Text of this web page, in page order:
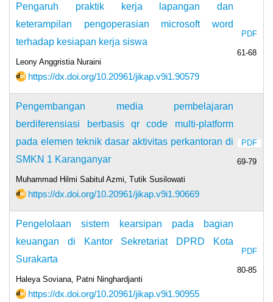
Pengaruh praktik kerja lapangan dan
keterampilan pengoperasian microsoft word
terhadap kesiapan kerja siswa
Leony Anggristia Nuraini
https://dx.doi.org/10.20961/jikap.v9i1.90579
PDF
61-68
Pengembangan media pembelajaran
berdiferensiasi berbasis qr code multi-platform
pada elemen teknik dasar aktivitas perkantoran di
SMKN 1 Karanganyar
Muhammad Hilmi Sabitul Azmi, Tutik Susilowati
https://dx.doi.org/10.20961/jikap.v9i1.90669
PDF
69-79
Pengelolaan sistem kearsipan pada bagian
keuangan di Kantor Sekretariat DPRD Kota
Surakarta
Haleya Soviana, Patni Ninghardjanti
https://dx.doi.org/10.20961/jikap.v9i1.90955
PDF
80-85